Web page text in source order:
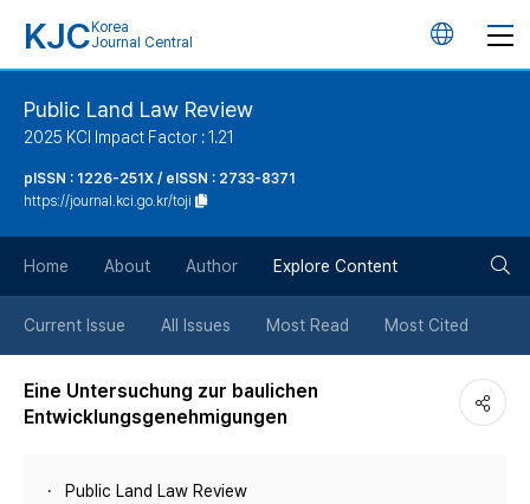
KJC Korea
Journal Central
언
튼
Public Land Law Review
2025 KCI Impact Factor : 1.21
pISSN : 1226-251X / eISSN : 2733-8371
https://journal.kci.go.kr/toji
Home About Author Explore Content
Current Issue All Issues Most Read Most Cited
Eine Untersuchung zur baulichen
Entwicklungsgenehmigungen
Public Land Law Review